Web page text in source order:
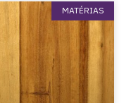
MATÉRIAS